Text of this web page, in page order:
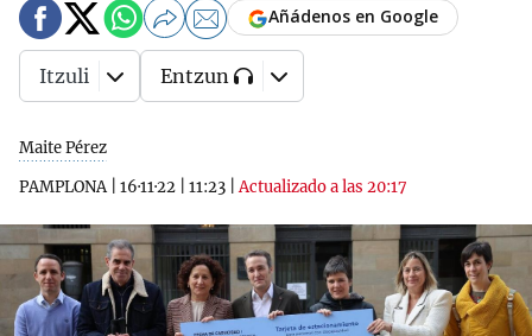
Maite Pérez
PAMPLONA| 16·11·22 11:23 |Actualizado a las 20:17
Añádenos en Google
Itzuli Entzun